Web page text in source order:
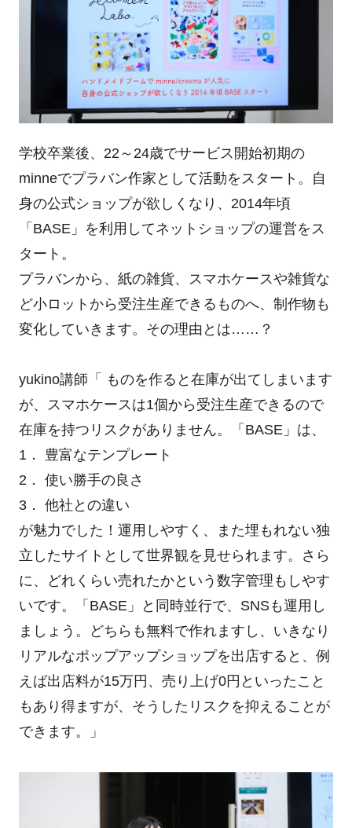
学校卒業後、22～24歳でサービス開始初期の
minneでプラバン作家として活動をスタート。自
身の公式ショップが欲しくなり、2014年頃
「BASE」を利用してネットショップの運営をス
タート。
プラバンから、紙の雑貨、スマホケースや雑貨な
ど小ロットから受注生産できるものへ、制作物も
変化していきます。その理由とは……？
yukino講師「 ものを作ると在庫が出てしまいます
が、スマホケースは1個から受注生産できるので
在庫を持つリスクがありません。「BASE」は、
1． 豊富なテンプレート
2． 使い勝手の良さ
3． 他社との違い
が魅力でした！運用しやすく、また埋もれない独
立したサイトとして世界観を見せられます。さら
に、どれくらい売れたかという数字管理もしやす
いです。「BASE」と同時並行で、SNSも運用し
ましょう。どちらも無料で作れますし、いきなり
リアルなポップアップショップを出店すると、例
えば出店料が15万円、売り上げ0円といったこと
もあり得ますが、そうしたリスクを抑えることが
できます。」